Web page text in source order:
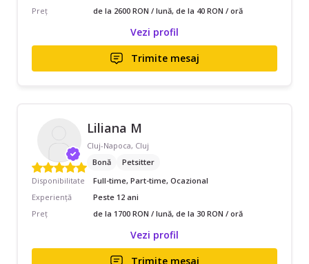
Preț
de la 2600 RON / lună, de la 40 RON / oră
Vezi profil
Trimite mesaj
Liliana M
Cluj-Napoca, Cluj
Bonă
Petsitter
Disponibilitate
Full-time, Part-time, Ocazional
Experiență
Peste 12 ani
Preț
de la 1700 RON / lună, de la 30 RON / oră
Vezi profil
Trimite mesaj